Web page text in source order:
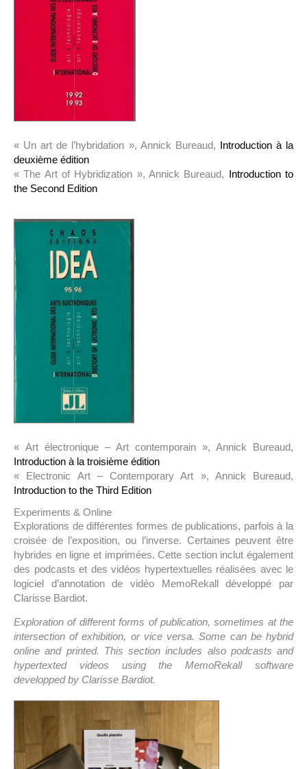
« Un art de l’hybridation », Annick Bureaud, Introduction à la
deuxième édition
« The Art of Hybridization », Annick Bureaud, Introduction to
the Second Edition
« Art électronique – Art contemporain », Annick Bureaud,
Introduction à la troisième édition
« Electronic Art – Contemporary Art », Annick Bureaud,
Introduction to the Third Edition
Experiments & Online
Explorations de différentes formes de publications, parfois à la
croisée de l’exposition, ou l’inverse. Certaines peuvent être
hybrides en ligne et imprimées. Cette section inclut également
des podcasts et des vidéos hypertextuelles réalisées avec le
logiciel d’annotation de vidéo MemoRekall développé par
Clarisse Bardiot.
Exploration of different forms of publication, sometimes at the
intersection of exhibition, or vice versa. Some can be hybrid
online and printed. This section includes also podcasts and
hypertexted videos using the MemoRekall software
developped by Clarisse Bardiot.